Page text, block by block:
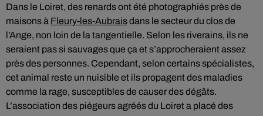
Dans le Loiret, des renards ont été photographiés près de
maisons à Fleury-les-Aubraisdans le secteur du clos de
l’Ange, non loin de la tangentielle. Selon les riverains, ils ne
seraient pas si sauvages que ça et s’approcheraient assez
près des personnes. Cependant, selon certains spécialistes,
cet animal reste un nuisible et ils propagent des maladies
comme la rage, susceptibles de causer des dégâts.
L’association des piégeurs agréés du Loiret a placé des